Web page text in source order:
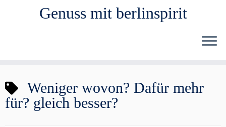
Inhalt
springen
Genuss mit berlinspirit
Weniger wovon? Dafür mehr
für? gleich besser?